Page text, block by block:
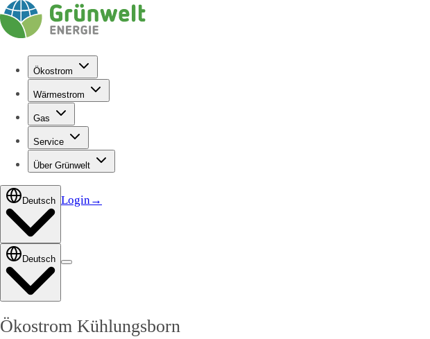
Ökostrom
Wärmestrom
Gas
Service
Über Grünwelt
Deutsch Login→
Deutsch
Ökostrom Kühlungsborn